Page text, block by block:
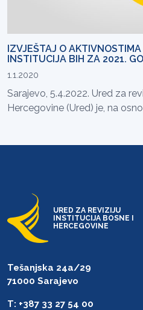
IZVJEŠTAJ O
INSTITUCIJA BIH ZA 2021.
1.1.2020
Sarajevo, 5.4.2022. Ured za
Hercegovine (Ured) je, na
URED ZA REVIZIJU
INSTITUCIJA BOSNE I
HERCEGOVINE
Tešanjska 24a/29
71000 Sarajevo
T: +387 33 27 54 00